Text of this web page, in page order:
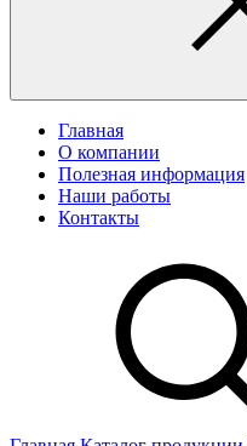
Главная
О компании
Полезная информация
Наши работы
Контакты